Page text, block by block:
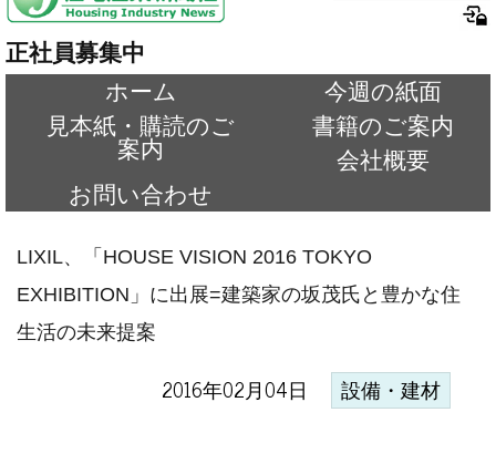
正社員募集中
ホーム
今週の紙面
見本紙・購読のご
案内
書籍のご案内
会社概要
お問い合わせ
LIXIL、「HOUSE VISION 2016 TOKYO
EXHIBITION」に出展=建築家の坂茂氏と豊かな住
生活の未来提案
2016年02月04日 設備・建材